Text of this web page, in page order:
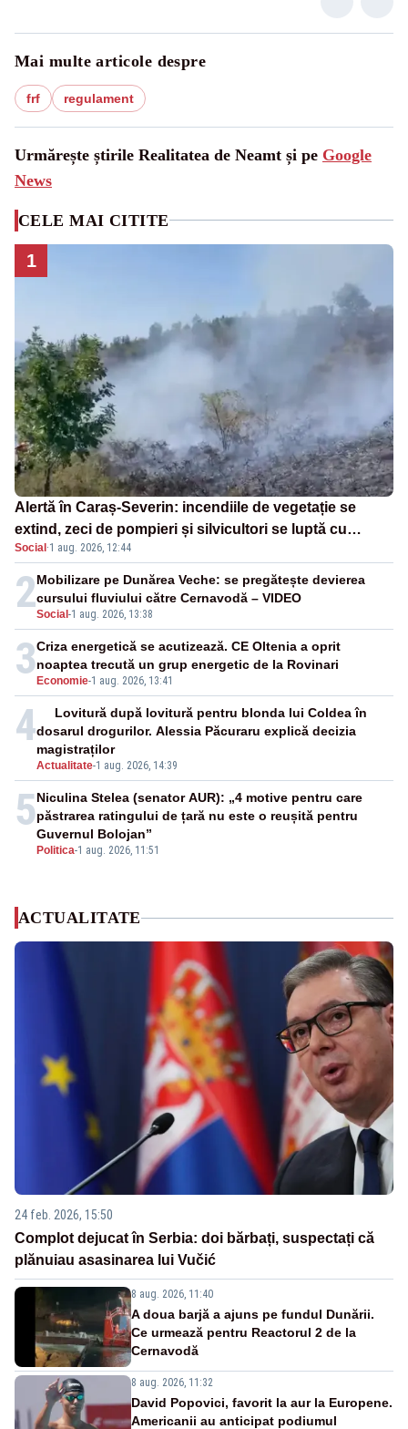
Mai multe articole despre
frf regulament
Urmărește știrile Realitatea de Neamt și pe Google
News
CELE MAI CITITE
1
Alertă în Caraș-Severin: incendiile de vegetație se
extind, zeci de pompieri și silvicultori se luptă cu
flăcările - VIDEO
Social ·1 aug. 2026, 12:44
2Social -1 aug. 2026, 13:38
Mobilizare pe Dunărea Veche: se pregătește devierea
cursului fluviului către Cernavodă – VIDEO
3 Economie-1 aug. 2026, 13:41
Criza energetică se acutizează. CE Oltenia a oprit
noaptea trecută un grup energetic de la Rovinari
4
Actualitate-1 aug. 2026, 14:39
Lovitură după lovitură pentru blonda lui Coldea în
dosarul drogurilor. Alessia Păcuraru explică decizia
magistraților
5
Politica-1 aug. 2026, 11:51
Niculina Stelea (senator AUR): „4 motive pentru care
păstrarea ratingului de țară nu este o reușită pentru
Guvernul Bolojan”
ACTUALITATE
24 feb. 2026, 15:50
Complot dejucat în Serbia: doi bărbați, suspectați că
plănuiau asasinarea lui Vučić
8 aug. 2026, 11:40
A doua barjă a ajuns pe fundul Dunării.
Ce urmează pentru Reactorul 2 de la
Cernavodă
8 aug. 2026, 11:32
David Popovici, favorit la aur la Europene.
Americanii au anticipat podiumul